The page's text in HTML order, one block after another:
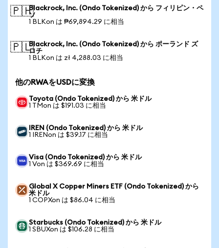
🇵🇭Blackrock, Inc. (Ondo Tokenized) から フィリピン・ペ
ソ
1 BLKon は ₱69,894.29 に相当
🇵🇱Blackrock, Inc. (Ondo Tokenized) から ポーランド ズ
ロチ
1 BLKon は zł 4,288.03 に相当
他のRWAをUSDに変換
Toyota (Ondo Tokenized) から 米ドル
1 TMon は $191.03 に相当
IREN (Ondo Tokenized) から 米ドル
1 IRENon は $39.17 に相当
Visa (Ondo Tokenized) から 米ドル
1 Von は $369.69 に相当
Global X Copper Miners ETF (Ondo Tokenized) から
米ドル
1 COPXon は $86.04 に相当
Starbucks (Ondo Tokenized) から 米ドル
1 SBUXon は $106.28 に相当